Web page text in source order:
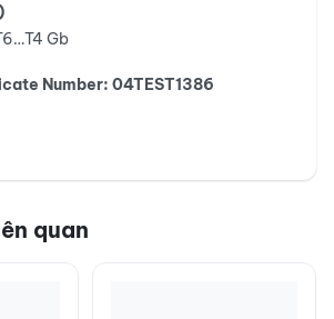
Gb
Number: 04TEST1386
quan